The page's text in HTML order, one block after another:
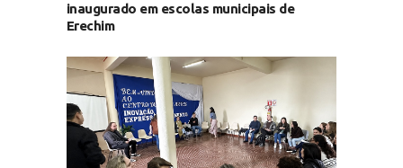
inaugurado em escolas municipais de
Erechim